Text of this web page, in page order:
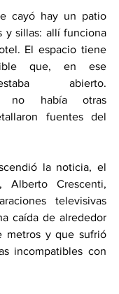
cayó hay un patio
y sillas: allí funciona
El espacio tiene
que, en ese
abierto.
no había otras
fuentes del
la noticia, el
Alberto Crescenti,
televisivas
caída de alrededor
metros y que sufrió
incompatibles con